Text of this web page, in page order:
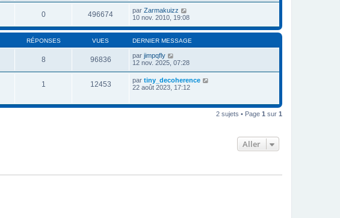
0 496674 par Zarmakuizz
10 nov. 2010, 19:08
RÉPONSES VUES DERNIER MESSAGE
8 96836 par jimpqfly
12 nov. 2025, 07:28
1 12453 par tiny_decoherence
22 août 2023, 17:12
2 sujets • Page 1 sur 1
Aller